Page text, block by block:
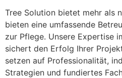
Tree Solution bietet mehr als
bieten eine umfassende
zur Pflege. Unsere Expertise
sichert den Erfolg Ihrer
setzen auf Professionalität,
Strategien und fundiertes